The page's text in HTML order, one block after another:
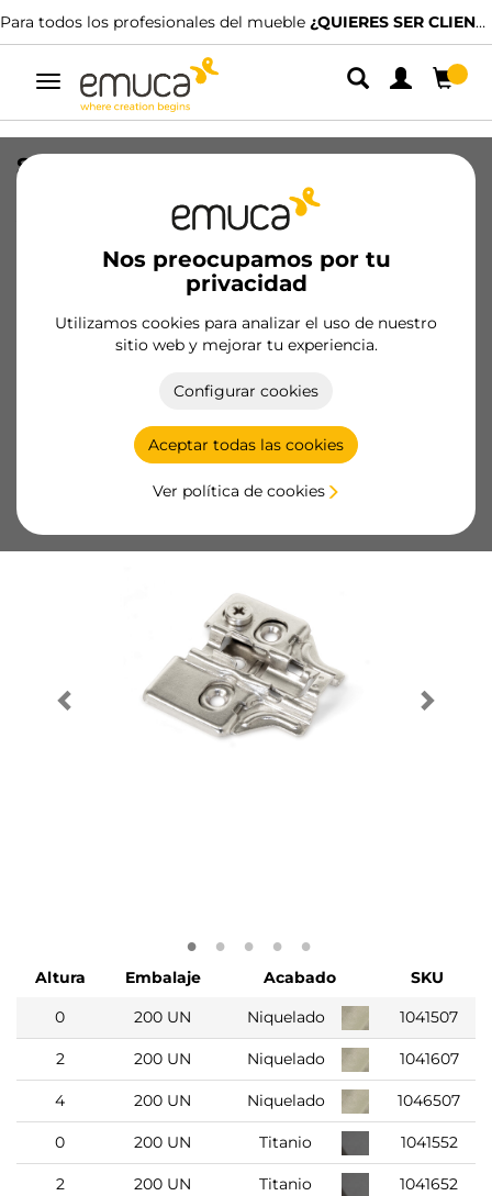
Para todos los profesionales del mueble ¿QUIERES SER CLIENTE?
Alternar
navegación
Nos preocupamos por tu
privacidad
Utilizamos cookies para analizar el uso de nuestro
sitio web y mejorar tu experiencia.
Configurar cookies
Aceptar todas las cookies
Ver política de cookies
Suplemento para bisagra X91/X92 para
atornillar con regulación excéntrica,
Altura 0, Acero, Niquelado
1041507/EAN 8432393100975
Productos esenciales
Ficha de producto
Altura Embalaje Acabado
SKU
0
200 UN Niquelado 1041507
2 200 UN Niquelado 1041607
4 200 UN Niquelado 1046507
0 200 UN Titanio 1041552
2 200 UN Titanio 1041652